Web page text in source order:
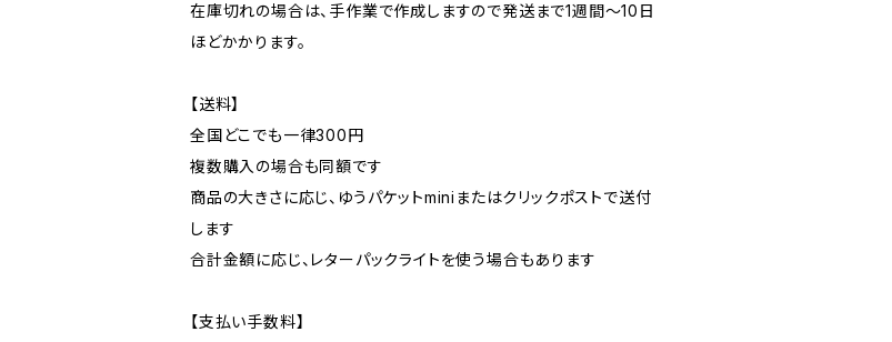
在庫切れの場合は、手作業で作成しますので発送まで1週間～10日
ほどかかります。
【送料】
全国どこでも一律300円
複数購入の場合も同額です
商品の大きさに応じ、ゆうパケットminiまたはクリックポストで送付
します
合計金額に応じ、レターパックライトを使う場合もあります
【支払い手数料】